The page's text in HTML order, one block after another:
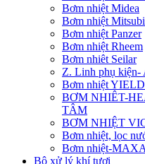
Bơm nhiệt Midea
Bơm nhiệt
Bơm nhiệt Panzer
Bơm nhiệt Rheem
Bơm nhiêt Seilar
Z. Linh phụ kiện-
Bơm nhiệt
BƠM NHIÊT-
TÂM
BƠM NHIỆT
Bơm nhiệt, lọc
Bơm nhiệt-
Bộ xử lý khí tươi